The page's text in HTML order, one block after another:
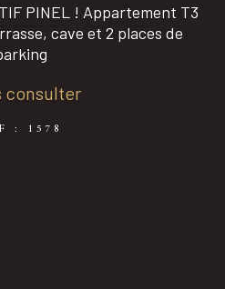
PINEL ! Appartement T3
cave et 2 places de
consulter
: 1578